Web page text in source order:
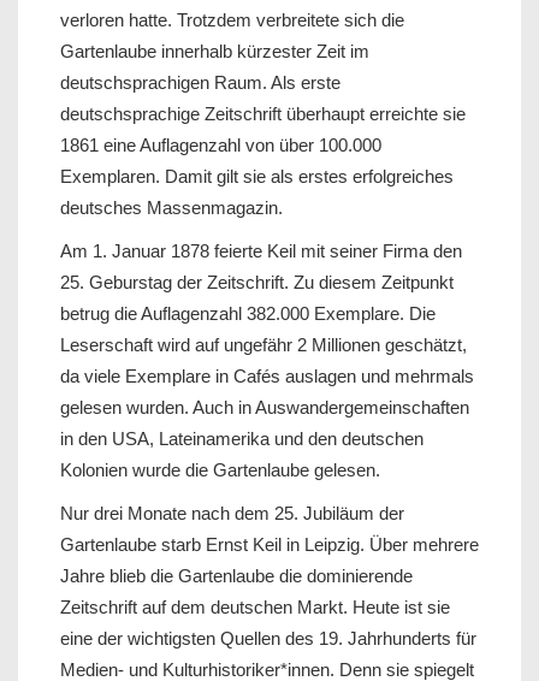
verloren hatte. Trotzdem verbreitete sich die
Gartenlaube innerhalb kürzester Zeit im
deutschsprachigen Raum. Als erste
deutschsprachige Zeitschrift überhaupt erreichte sie
1861 eine Auflagenzahl von über 100.000
Exemplaren. Damit gilt sie als erstes erfolgreiches
deutsches Massenmagazin.
Am 1. Januar 1878 feierte Keil mit seiner Firma den
25. Geburstag der Zeitschrift. Zu diesem Zeitpunkt
betrug die Auflagenzahl 382.000 Exemplare. Die
Leserschaft wird auf ungefähr 2 Millionen geschätzt,
da viele Exemplare in Cafés auslagen und mehrmals
gelesen wurden. Auch in Auswandergemeinschaften
in den USA, Lateinamerika und den deutschen
Kolonien wurde die Gartenlaube gelesen.
Nur drei Monate nach dem 25. Jubiläum der
Gartenlaube starb Ernst Keil in Leipzig. Über mehrere
Jahre blieb die Gartenlaube die dominierende
Zeitschrift auf dem deutschen Markt. Heute ist sie
eine der wichtigsten Quellen des 19. Jahrhunderts für
Medien- und Kulturhistoriker*innen. Denn sie spiegelt